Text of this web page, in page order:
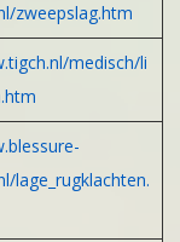
zweepslag.htm
medisch/li
lage_rugklachten.